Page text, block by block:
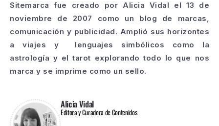
Sitemarca fue creado por Alicia Vidal el 13 de
noviembre de 2007 como un blog de marcas,
comunicación y publicidad. Amplió sus horizontes
a viajes y lenguajes simbólicos como la
astrología y el tarot explorando todo lo que nos
marca y se imprime como un sello.
Alicia Vidal
Editora y Curadora de Contenidos